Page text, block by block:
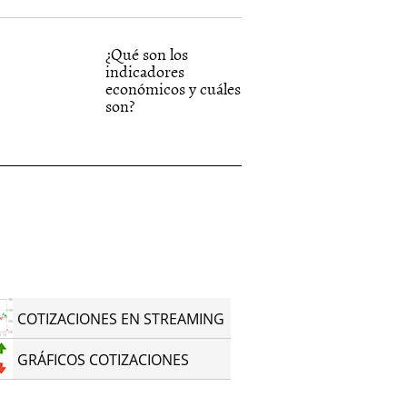
¿Qué son los
indicadores
económicos y cuáles
son?
COTIZACIONES EN STREAMING
GRÁFICOS COTIZACIONES